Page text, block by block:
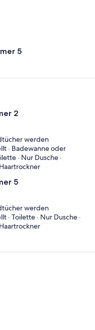
5
2
werden
· Badewanne oder
· Nur Dusche ·
5
werden
· Toilette · Nur Dusche ·